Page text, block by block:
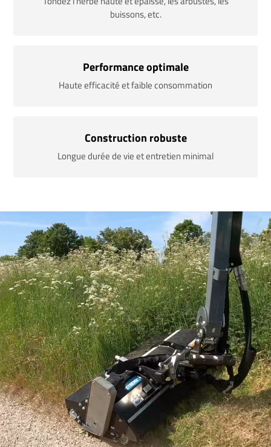
buissons, etc.
Performance optimale
Haute efficacité et faible consommation
Construction robuste
Longue durée de vie et entretien minimal